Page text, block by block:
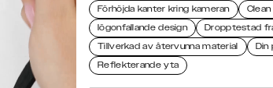
Förhöjda kanter kring kameran
Iögonfallande design
Dropptestad
Tillverkad av återvunna material
Din
Reflekterande yta